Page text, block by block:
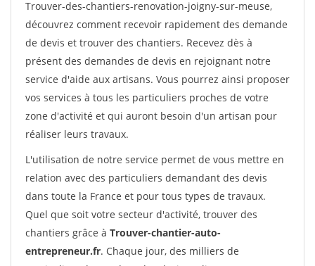
Trouver-des-chantiers-renovation-joigny-sur-meuse,
découvrez comment recevoir rapidement des demande
de devis et trouver des chantiers. Recevez dès à
présent des demandes de devis en rejoignant notre
service d'aide aux artisans. Vous pourrez ainsi proposer
vos services à tous les particuliers proches de votre
zone d'activité et qui auront besoin d'un artisan pour
réaliser leurs travaux.
L'utilisation de notre service permet de vous mettre en
relation avec des particuliers demandant des devis
dans toute la France et pour tous types de travaux.
Quel que soit votre secteur d'activité, trouver des
chantiers grâce à Trouver-chantier-auto-
entrepreneur.fr. Chaque jour, des milliers de